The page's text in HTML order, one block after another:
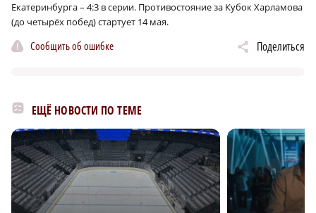
Екатеринбурга – 4:3 в серии. Противостояние за Кубок Харламова
(до четырёх побед) стартует 14 мая.
Сообщить об ошибке Поделиться
ЕЩЁ НОВОСТИ ПО ТЕМЕ